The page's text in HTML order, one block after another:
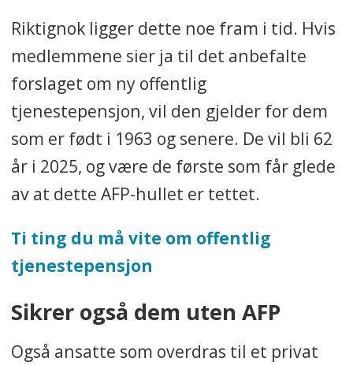
Riktignok ligger dette noe fram i tid. Hvis
medlemmene sier ja til det anbefalte
forslaget om ny offentlig
tjenestepensjon, vil den gjelder for dem
som er født i 1963 og senere. De vil bli 62
år i 2025, og være de første som får glede
av at dette AFP-hullet er tettet.
Ti ting du må vite om offentlig
tjenestepensjon
Sikrer også dem uten AFP
Også ansatte som overdras til et privat